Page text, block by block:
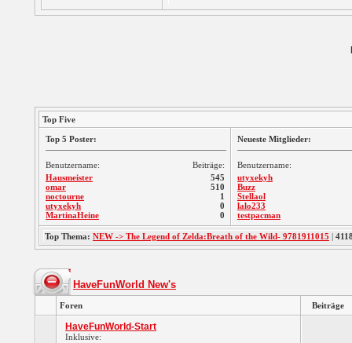
Top Five
Top 5 Poster:
Benutzername:
Beiträge:
Hausmeister
omar
noctourne
utyxekyh
MartinaHeine
545
510
1
0
0
Neueste Mitglieder:
Benutzername:
utyxekyh
Buzz
Stellaol
lalo233
testpacman
Top Thema: NEW -> The Legend of Zelda:Breath of the Wild- 9781911015 |
HaveFunWorld New's
Foren Beiträge
HaveFunWorld-Start
Inklusive: